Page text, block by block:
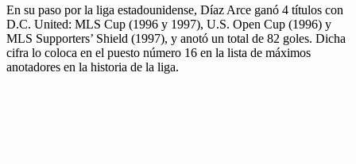
En su paso por la liga estadounidense, Díaz Arce ganó 4 títulos con
D.C. United: MLS Cup (1996 y 1997), U.S. Open Cup (1996) y
MLS Supporters’ Shield (1997), y anotó un total de 82 goles. Dicha
cifra lo coloca en el puesto número 16 en la lista de máximos
anotadores en la historia de la liga.